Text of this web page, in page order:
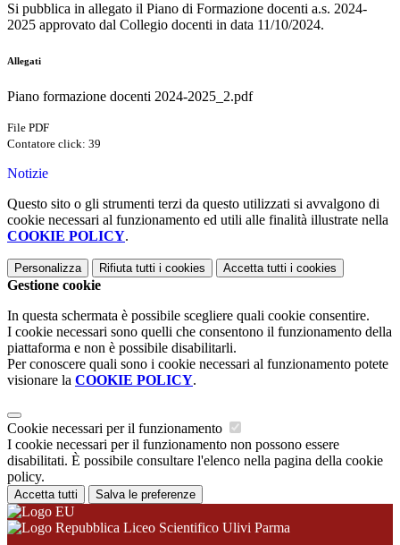
Si pubblica in allegato il Piano di Formazione docenti a.s. 2024-
2025 approvato dal Collegio docenti in data 11/10/2024.
Allegati
Piano formazione docenti 2024-2025_2.pdf
File PDF
Contatore click: 39
Notizie
Questo sito o gli strumenti terzi da questo utilizzati si avvalgono di
cookie necessari al funzionamento ed utili alle finalità illustrate nella
COOKIE POLICY.
Personalizza Rifiuta tutti i cookies Accetta tutti i cookies
Gestione cookie
In questa schermata è possibile scegliere quali cookie consentire.
I cookie necessari sono quelli che consentono il funzionamento della
piattaforma e non è possibile disabilitarli.
Per conoscere quali sono i cookie necessari al funzionamento potete
visionare la COOKIE POLICY.
Cookie necessari per il funzionamento
I cookie necessari per il funzionamento non possono essere
disabilitati. È possibile consultare l'elenco nella pagina della cookie
policy.
Accetta tutti Salva le preferenze
Liceo Scientifico Ulivi Parma